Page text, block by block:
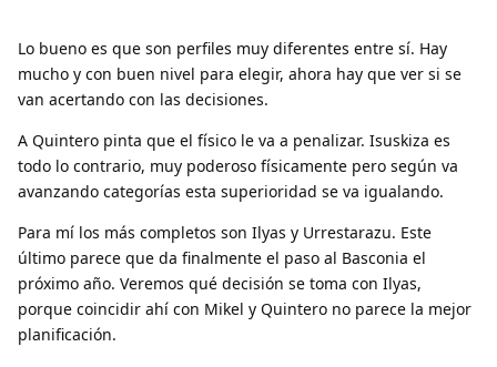
Lo bueno es que son perfiles muy diferentes entre sí. Hay
mucho y con buen nivel para elegir, ahora hay que ver si se
van acertando con las decisiones.
A Quintero pinta que el físico le va a penalizar. Isuskiza es
todo lo contrario, muy poderoso físicamente pero según va
avanzando categorías esta superioridad se va igualando.
Para mí los más completos son Ilyas y Urrestarazu. Este
último parece que da finalmente el paso al Basconia el
próximo año. Veremos qué decisión se toma con Ilyas,
porque coincidir ahí con Mikel y Quintero no parece la mejor
planificación.